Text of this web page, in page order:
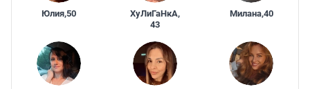
Юлия,50 ХуЛиГаНкА,
43
Милана,40